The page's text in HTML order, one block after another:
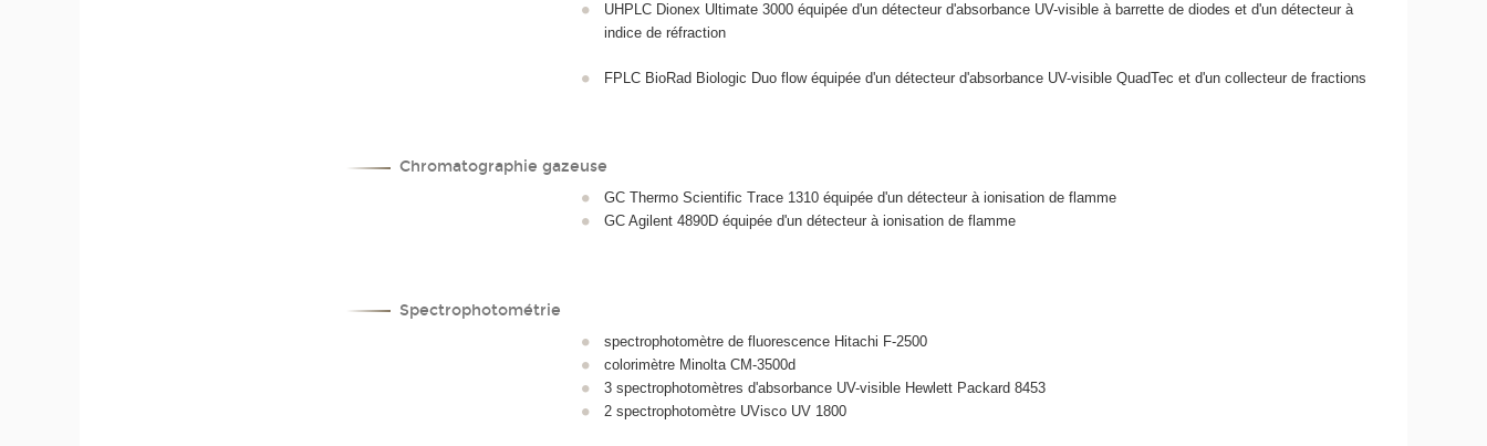
UHPLC Dionex Ultimate 3000 équipée d'un détecteur d'absorbance UV-visible à barrette de diodes et d'un détecteur à
indice de réfraction
FPLC BioRad Biologic Duo flow équipée d'un détecteur d'absorbance UV-visible QuadTec et d'un collecteur de fractions
Chromatographie gazeuse
GC Thermo Scientific Trace 1310 équipée d'un détecteur à ionisation de flamme
GC Agilent 4890D équipée d'un détecteur à ionisation de flamme
Spectrophotométrie
spectrophotomètre de fluorescence Hitachi F-2500
colorimètre Minolta CM-3500d
3 spectrophotomètres d'absorbance UV-visible Hewlett Packard 8453
2 spectrophotomètre UVisco UV 1800